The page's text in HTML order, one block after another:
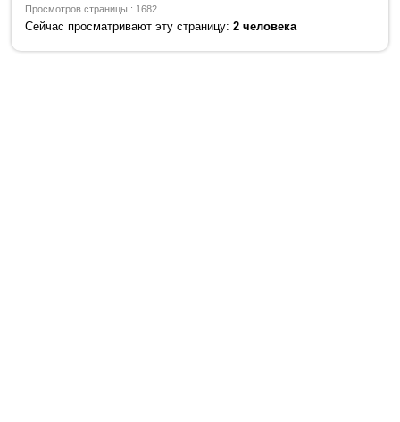
Просмотров страницы : 1682
Сейчас просматривают эту страницу:2 человека